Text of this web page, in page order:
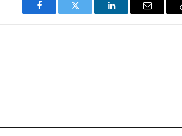
Facebook Twitter LinkedIn Email